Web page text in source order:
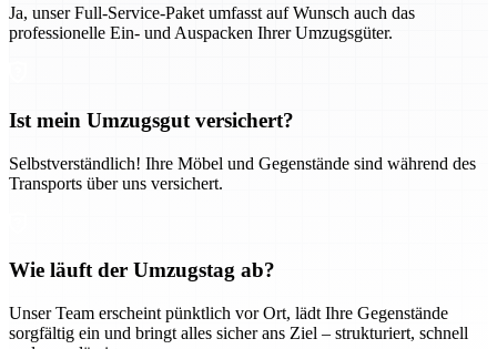
Ja, unser Full-Service-Paket umfasst auf Wunsch auch das
professionelle Ein- und Auspacken Ihrer Umzugsgüter.
Ist mein Umzugsgut versichert?
Selbstverständlich! Ihre Möbel und Gegenstände sind während des
Transports über uns versichert.
Wie läuft der Umzugstag ab?
Unser Team erscheint pünktlich vor Ort, lädt Ihre Gegenstände
sorgfältig ein und bringt alles sicher ans Ziel – strukturiert, schnell